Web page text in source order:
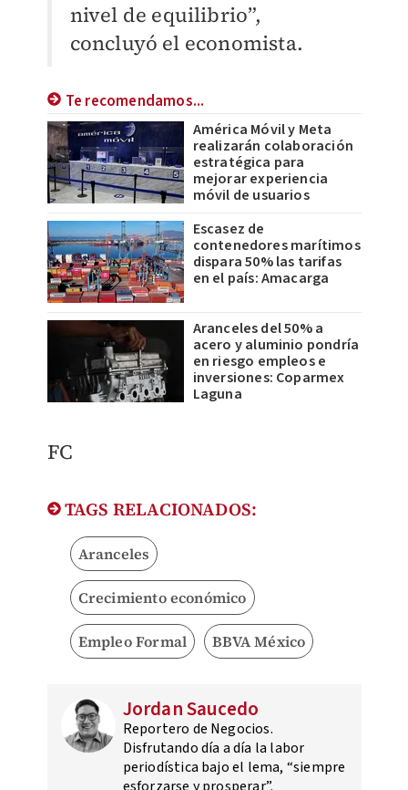
nivel de equilibrio”,
concluyó el economista.
Te recomendamos...
América Móvil y Meta
realizarán colaboración
estratégica para
mejorar experiencia
móvil de usuarios
Escasez de
contenedores marítimos
dispara 50% las tarifas
en el país: Amacarga
Aranceles del 50% a
acero y aluminio pondría
en riesgo empleos e
inversiones: Coparmex
Laguna
​FC
TAGS RELACIONADOS:
Aranceles
Crecimiento económico
Empleo Formal BBVA México
Jordan Saucedo
Reportero de Negocios.
Disfrutando día a día la labor
periodística bajo el lema, “siempre